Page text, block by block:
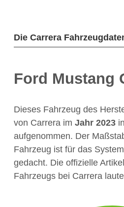
Die Carrera
Ford Mustang
Dieses Fahrzeug des
von Carrera im Jahr 2023
aufgenommen. Der
Fahrzeug ist für das System
gedacht. Die offizielle
Fahrzeugs bei Carrera